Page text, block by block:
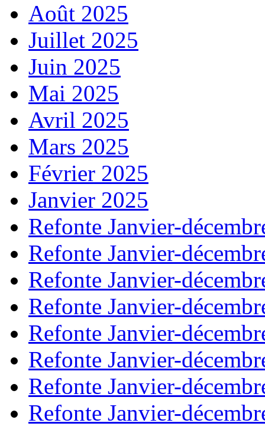
Août 2025
Juillet 2025
Juin 2025
Mai 2025
Avril 2025
Mars 2025
Février 2025
Janvier 2025
Refonte Janvier-
Refonte Janvier-
Refonte Janvier-
Refonte Janvier-
Refonte Janvier-
Refonte Janvier-
Refonte Janvier-
Refonte Janvier-